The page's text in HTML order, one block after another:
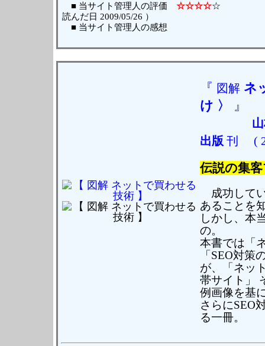
■ 当サイト管理人の評価 ☆☆☆☆
読んだ日 2009/05/26 ）
■ 当サイト管理人の感想
『 図解 ネ
け 〉
』
出版 刊 (
伝説の集
成功して
あることを
しかし、本
の。
本書では「
「SEO対
が、「ネッ
帯サイト」
例画像を基
さらにSEO
る一冊。